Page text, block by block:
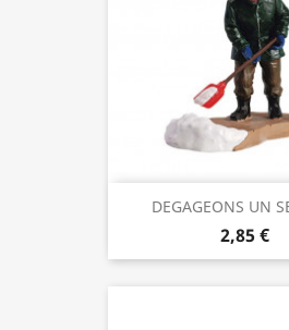
DEGAGEONS UN
2,85 €